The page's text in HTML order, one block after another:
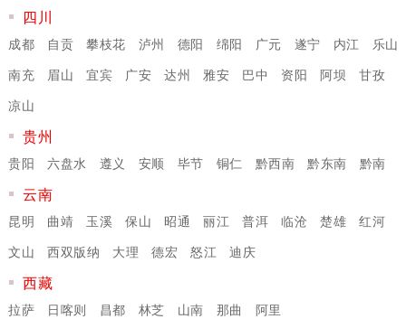
四川
成都 自贡 攀枝花 泸州 德阳 绵阳 广元 遂宁 内江
乐山
南充
眉山 宜宾 广安 达州 雅安 巴中 资阳 阿坝
甘孜
凉山
贵州
贵阳 六盘水 遵义 安顺 毕节 铜仁 黔西南 黔东南 黔南
云南
昆明 曲靖 玉溪 保山 昭通 丽江 普洱 临沧 楚雄
红河
文山
西双版纳 大理 德宏 怒江 迪庆
西藏
拉萨 日喀则 昌都 林芝 山南 那曲 阿里